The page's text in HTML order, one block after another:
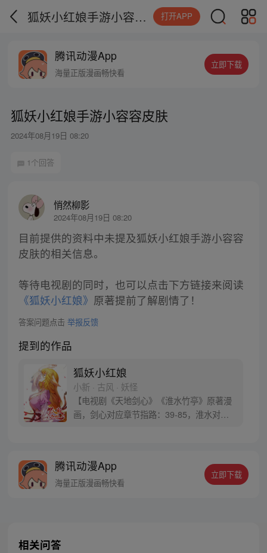
狐妖小红娘手游小容容皮肤 打开APP
腾讯动漫App
海量正版漫画畅快看
立即下载
狐妖小红娘手游小容容皮肤
2024年08月19日 08:20
1个回答
悄然柳影
2024年08月19日 08:20
目前提供的资料中未提及狐妖小红娘手游小容容
皮肤的相关信息。
等待电视剧的同时，也可以点击下方链接来阅读
《狐妖小红娘》 原著提前了解剧情了！
答案问题点击 举报反馈
提到的作品
狐妖小红娘
小新 · 古风 · 妖怪
【电视剧《天地剑心》《淮水竹亭》原著漫
画，剑心对应章节指路：39-85，淮水对应
腾讯动漫App
海量正版漫画畅快看
立即下载
相关问答